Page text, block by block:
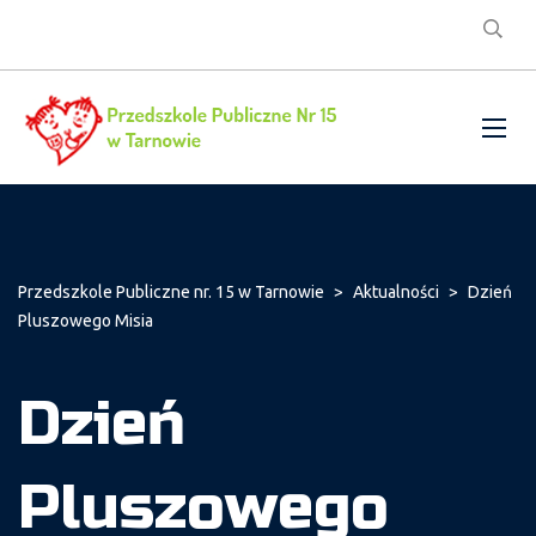
Przedszkole Publiczne nr. 15 w Tarnowie > Aktualności > Dzień
Pluszowego Misia
Dzień
Pluszowego